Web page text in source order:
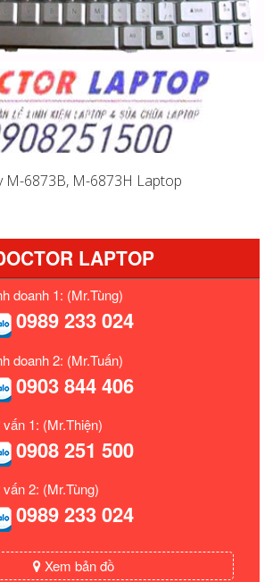
M-6873B, M-6873H Laptop
LAPTOP
doanh 1: (Mr.Tùng)
0989 233 024
doanh 2: (Mr.Tuấn)
0903 844 406
1: (Mr.Thiện)
0908 251 500
2: (Mr.Tùng)
0989 233 024
Xem bản đồ